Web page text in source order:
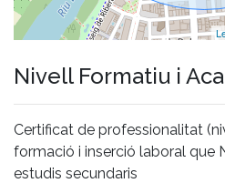
Nivell Formatiu i
Certificat de professionalitat
formació i inserció laboral que
estudis secundaris